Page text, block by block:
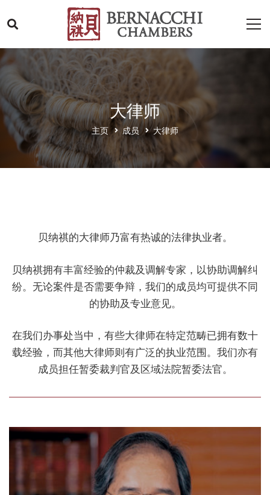
大律师
主页 成员 大律师
贝纳祺的大律师乃富有热诚的法律执业者。
贝纳祺拥有丰富经验的仲裁及调解专家，以协助调解纠
纷。无论案件是否需要争辩，我们的成员均可提供不同
的协助及专业意见。
在我们办事处当中，有些大律师在特定范畴已拥有数十
载经验，而其他大律师则有广泛的执业范围。我们亦有
成员担任暂委裁判官及区域法院暂委法官。